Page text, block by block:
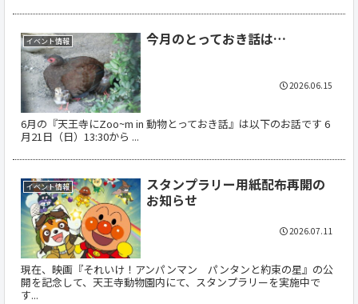
イベント情報 今月のとっておき話は…
6月の『天王寺にZoo~m in 動物とっておき話』は以下のお話です 6
月21日（日）13:30から ...
2026.06.15
イベント情報
スタンプラリー用紙配布再開の
お知らせ
現在、映画『それいけ！アンパンマン パンタンと約束の星』の公
開を記念して、天王寺動物園内にて、スタンプラリーを実施中で
す...
2026.07.11